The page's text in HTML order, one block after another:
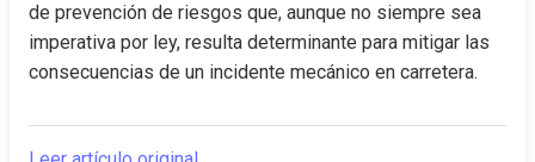
de prevención de riesgos que, aunque no siempre sea
imperativa por ley, resulta determinante para mitigar las
consecuencias de un incidente mecánico en carretera.